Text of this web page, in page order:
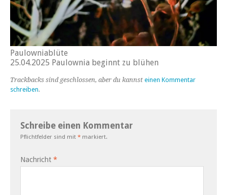
Paulowniablüte
25.04.2025 Paulownia beginnt zu blühen
Trackbacks sind geschlossen, aber du kannst einen Kommentar
schreiben.
Schreibe einen Kommentar
Pflichtfelder sind mit * markiert.
Nachricht *